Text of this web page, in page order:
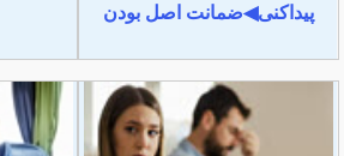
پیداکنی◀ضمانت اصل بودن